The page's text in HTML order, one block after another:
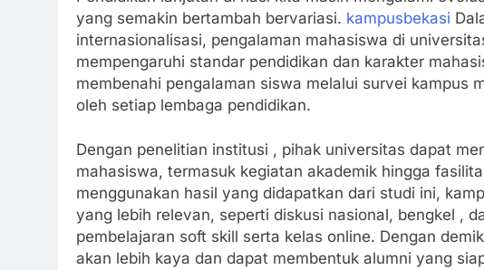
yang semakin bertambah bervariasi. kampusbekasi
internasionalisasi, pengalaman mahasiswa di
mempengaruhi standar pendidikan dan karakter
membenahi pengalaman siswa melalui survei kampus
oleh setiap lembaga pendidikan.
Dengan penelitian institusi , pihak universitas dapat
mahasiswa, termasuk kegiatan akademik hingga
menggunakan hasil yang didapatkan dari studi ini,
yang lebih relevan, seperti diskusi nasional, bengkel ,
pembelajaran soft skill serta kelas online. Dengan
akan lebih kaya dan dapat membentuk alumni yang